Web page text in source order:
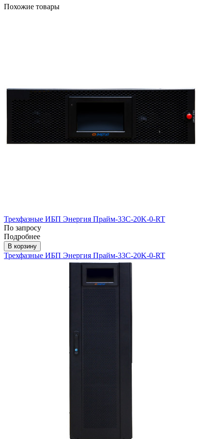
Похожие товары
Трехфазные ИБП Энергия Прайм-33C-20K-0-RT
По запросу
Подробнее
В корзину
Трехфазные ИБП Энергия Прайм-33C-20K-0-RT